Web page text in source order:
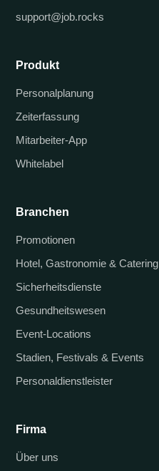
support@job.rocks
Produkt
Personalplanung
Zeiterfassung
Mitarbeiter-App
Whitelabel
Branchen
Promotionen
Hotel, Gastronomie & Catering
Sicherheitsdienste
Gesundheitswesen
Event-Locations
Stadien, Festivals & Events
Personaldienstleister
Firma
Über uns